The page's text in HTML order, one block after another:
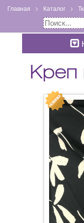
Главная Каталог
Креп